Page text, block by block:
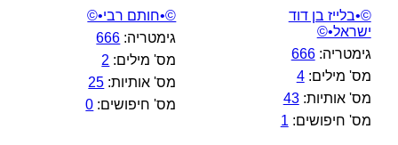
©•בלייז בן דוד
ישראל•©
גימטריה:666
מס' מילים:4
מס' אותיות:43
מס' חיפושים: 1
©•חותם רבי•©
גימטריה: 666
מס' מילים: 2
מס' אותיות: 25
מס' חיפושים: 0